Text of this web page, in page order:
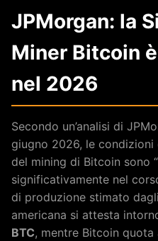
JPMorgan: la
Miner Bitcoin
nel 2026
Secondo un’analisi di
giugno 2026, le condizioni
del mining di Bitcoin sono
significativamente nel
di produzione stimato
americana si attesta
BTC, mentre Bitcoin